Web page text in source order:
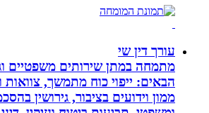
עורך דין שי
מתמחה במתן שירותים משפטיים
הבאים: ייפוי כוח מתמשך, צוואות
ממון וידועים בציבור, גירושין